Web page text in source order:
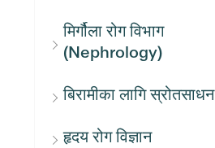
मिर्गौला रोग विभाग
(Nephrology)
बिरामीका लागि स्रोतसाधन
हृदय रोग विज्ञान